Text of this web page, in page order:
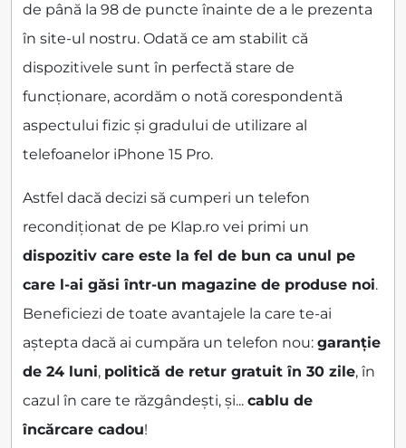
de până la 98 de puncte înainte de a le prezenta
în site-ul nostru. Odată ce am stabilit că
dispozitivele sunt în perfectă stare de
funcționare, acordăm o notă corespondentă
aspectului fizic și gradului de utilizare al
telefoanelor iPhone 15 Pro.
Astfel dacă decizi să cumperi un telefon
recondiționat de pe Klap.ro vei primi un
dispozitiv care este la fel de bun ca unul pe
care l-ai găsi într-un magazine de produse noi.
Beneficiezi de toate avantajele la care te-ai
aștepta dacă ai cumpăra un telefon nou: garanție
de 24 luni, politică de retur gratuit în 30 zile, în
cazul în care te răzgândești, și... cablu de
încărcare cadou!